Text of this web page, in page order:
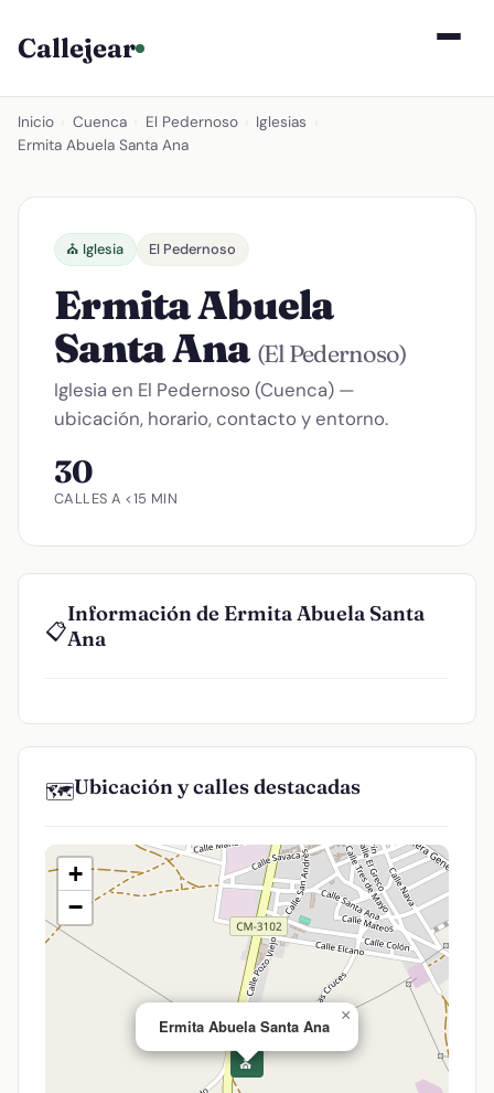
Callejear
Inicio Cuenca El Pedernoso Iglesias
Ermita Abuela Santa Ana
⛪ Iglesia El Pedernoso
Ermita Abuela
Santa Ana (El Pedernoso)
Iglesia en El Pedernoso (Cuenca) —
ubicación, horario, contacto y entorno.
30
CALLES A <15 MIN
📋
Información de Ermita Abuela Santa
Ana
🗺️Ubicación y calles destacadas
⛪
Ermita Abuela Santa Ana
×
+
−